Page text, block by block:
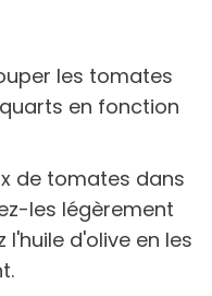
les tomates
en fonction
de tomates dans
les légèrement
l'huile d'olive en les